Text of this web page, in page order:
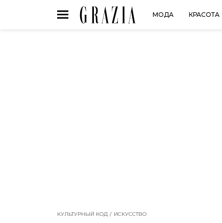
МОДА КРАСОТА
КУЛЬТУРНЫЙ КОД ИСКУССТВО